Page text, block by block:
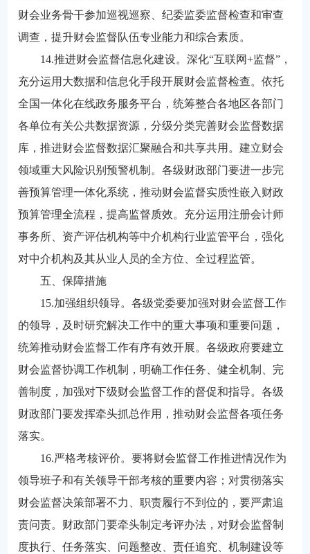
财会业务骨干参加巡视巡察、纪委监委监督检查和审查
调查，提升财会监督队伍专业能力和综合素质。
14.推进财会监督信息化建设。深化“互联网+监督”，
充分运用大数据和信息化手段开展财会监督检查。依托
全国一体化在线政务服务平台，统筹整合各地区各部门
各单位有关公共数据资源，分级分类完善财会监督数据
库，推进财会监督数据汇聚融合和共享共用。建立财会
领域重大风险识别预警机制。各级财政部门要进一步完
善预算管理一体化系统，推动财会监督实质性嵌入财政
预算管理全流程，提高监督质效。充分运用注册会计师
事务所、资产评估机构等中介机构行业监管平台，强化
对中介机构及其从业人员的全方位、全过程监管。
五、保障措施
15.加强组织领导。各级党委要加强对财会监督工作
的领导，及时研究解决工作中的重大事项和重要问题，
统筹推动财会监督工作有序有效开展。各级政府要建立
财会监督协调工作机制，明确工作任务、健全机制、完
善制度，加强对下级财会监督工作的督促和指导。各级
财政部门要发挥牵头抓总作用，推动财会监督各项任务
落实。
16.严格考核评价。要将财会监督工作推进情况作为
领导班子和有关领导干部考核的重要内容；对贯彻落实
财会监督决策部署不力、职责履行不到位的，要严肃追
责问责。财政部门要牵头制定考评办法，对财会监督制
度执行、任务落实、问题整改、责任追究、机制建设等